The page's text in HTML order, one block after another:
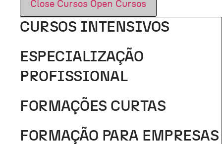
Close Cursos Open Cursos
CURSOS INTENSIVOS
ESPECIALIZAÇÃO
PROFISSIONAL
FORMAÇÕES CURTAS
FORMAÇÃO PARA EMPRESAS